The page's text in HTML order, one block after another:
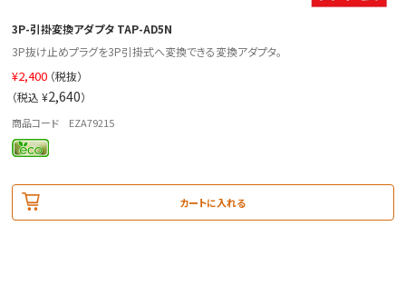
3P-引掛変換アダプタ TAP-AD5N
3P抜け止めプラグを3P引掛式へ変換できる変換アダプタ。
¥2,400 （税抜）
（税込 ¥2,640）
商品コード EZA79215
カートに入れる